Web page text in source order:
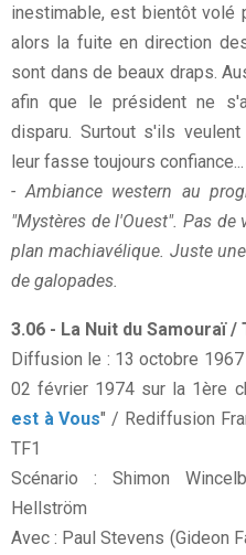
inestimable, est bientôt volé
alors la fuite en direction
sont dans de beaux draps.
afin que le président ne
disparu. Surtout s'ils
leur fasse toujours confiance...
- Ambiance western au
"Mystères de l'Ouest". Pas
plan machiavélique. Juste
de galopades.
3.06 - La Nuit du Samouraï
Diffusion le : 13 octobre
02 février 1974 sur la 1ère
est à Vous" / Rediffusion
TF1
Scénario : Shimon
Hellström
Avec : Paul Stevens (Gideon